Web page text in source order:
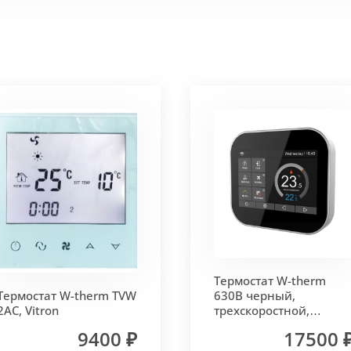
покрытием чёрного цвета.
- золото, бронза, чёрный, серебро (без доплат)
решетки - 13мм.Может быть изменена на 10 или 18
W-therm TVW
Vitron
9400 ₽
Термостат W-therm
630В черный,
трехскоростной,
17500